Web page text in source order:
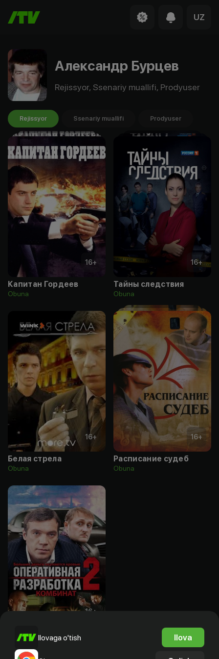
UZ
Александр Бурцев
Rejissyor, Ssenariy muallifi, Prodyuser
Rejissyor Ssenariy muallifi Prodyuser
16+
Капитан Гордеев
Obuna
16+
Тайны следствия
Obuna
16+
Белая стрела
Obuna
16+
Расписание судеб
Obuna
16 +
Bepul
Ilovaga o'tish Ilova